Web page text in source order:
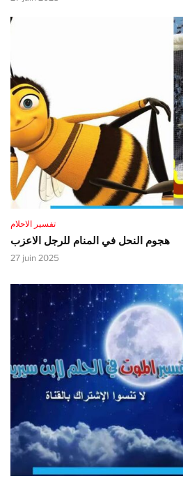
تفسير الاحلام
هجوم النحل في المنام للرجل الاعزب
27 juin 2025